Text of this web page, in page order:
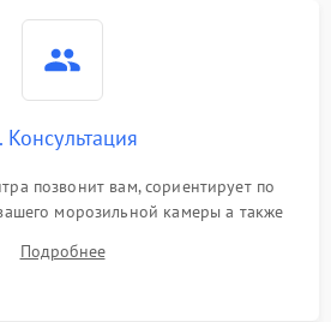
Консультация
позвонит вам, сориентирует по
морозильной камеры а также
Подробнее